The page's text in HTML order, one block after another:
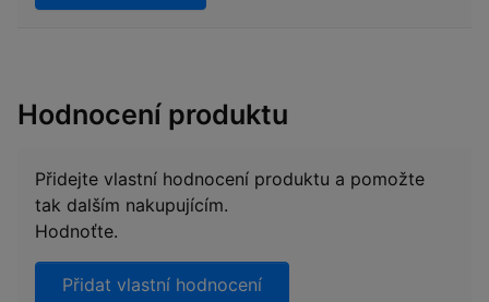
Hodnocení produktu
Přidejte vlastní hodnocení produktu a pomožte
tak dalším nakupujícím.
Hodnoťte.
Přidat vlastní hodnocení